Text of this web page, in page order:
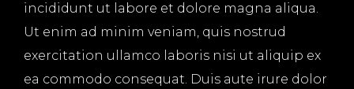
incididunt ut labore et dolore magna aliqua.
Ut enim ad minim veniam, quis nostrud
exercitation ullamco laboris nisi ut aliquip ex
ea commodo consequat. Duis aute irure dolor